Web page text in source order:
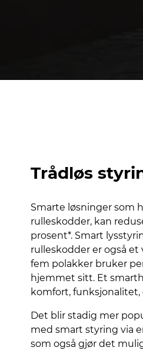
Trådløs
Smarte løsninger som
rulleskodder, kan
prosent*. Smart
rulleskodder er også
fem polakker bruker
hjemmet sitt. Et
komfort,
Det blir stadig mer
med smart styring via
som også gjør det